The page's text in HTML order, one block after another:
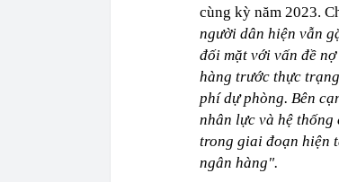
cùng kỳ năm 2023.
người dân hiện vẫn
đối mặt với vấn đề
hàng trước thực
phí dự phòng. Bên
nhân lực và hệ
trong giai đoạn hiện
ngân hàng".